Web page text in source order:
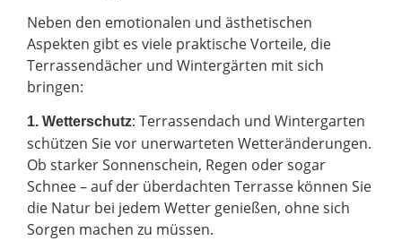
Neben den emotionalen und ästhetischen
Aspekten gibt es viele praktische Vorteile, die
Terrassendächer und Wintergärten mit sich
bringen:
1. Wetterschutz: Terrassendach und Wintergarten
schützen Sie vor unerwarteten Wetteränderungen.
Ob starker Sonnenschein, Regen oder sogar
Schnee – auf der überdachten Terrasse können Sie
die Natur bei jedem Wetter genießen, ohne sich
Sorgen machen zu müssen.